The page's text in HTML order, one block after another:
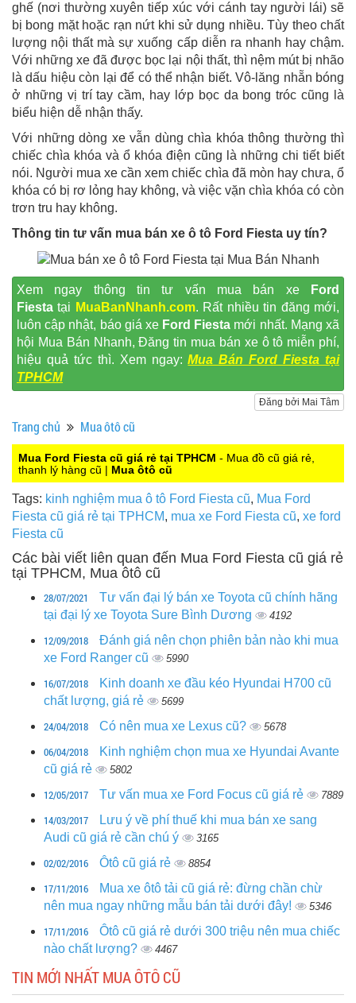
ghế (nơi thường xuyên tiếp xúc với cánh tay người lái) sẽ
bị bong mặt hoặc rạn nứt khi sử dụng nhiều. Tùy theo chất
lượng nội thất mà sự xuống cấp diễn ra nhanh hay chậm.
Với những xe đã được bọc lại nội thất, thì nệm mút bị nhão
là dấu hiệu còn lại để có thể nhận biết. Vô-lăng nhẵn bóng
ở những vị trí tay cầm, hay lớp bọc da bong tróc cũng là
biểu hiện dễ nhận thấy.
Với những dòng xe vẫn dùng chìa khóa thông thường thì
chiếc chìa khóa và ổ khóa điện cũng là những chi tiết biết
nói. Người mua xe cần xem chiếc chìa đã mòn hay chưa, ổ
khóa có bị rơ lỏng hay không, và việc vặn chìa khóa có còn
trơn tru hay không.
Thông tin tư vấn mua bán xe ô tô Ford Fiesta uy tín?
Xem ngay thông tin tư vấn mua bán xe
Ford
Fiesta tại MuaBanNhanh.com. Rất nhiều tin đăng mới,
luôn cập nhật, báo giá xe Ford Fiesta mới nhất. Mạng xã
hội Mua Bán Nhanh, Đăng tin mua bán xe ô tô miễn phí,
hiệu quả tức thì. Xem ngay:Mua Bán Ford Fiesta tại
TPHCM
Đăng bởi Mai Tâm
Trang chủ Mua ôtô cũ
Mua Ford Fiesta cũ giá rẻ tại TPHCM - Mua đồ cũ giá rẻ,
thanh lý hàng cũ | Mua ôtô cũ
Tags: kinh nghiệm mua ô tô Ford Fiesta cũ, Mua Ford
Fiesta cũ giá rẻ tại TPHCM, mua xe Ford Fiesta cũ, xe ford
Fiesta cũ
Các bài viết liên quan đến Mua Ford Fiesta cũ giá rẻ
tại TPHCM, Mua ôtô cũ
28/07/2021
Tư vấn đại lý bán xe Toyota cũ chính hãng
tại đại lý xe Toyota Sure Bình Dương
4192
12/09/2018
Đánh giá nên chọn phiên bản nào khi mua
xe Ford Ranger cũ
5990
16/07/2018
Kinh doanh xe đầu kéo Hyundai H700 cũ
chất lượng, giá rẻ
5699
24/04/2018 Có nên mua xe Lexus cũ? 5678
06/04/2018
Kinh nghiệm chọn mua xe Hyundai Avante
cũ giá rẻ
5802
12/05/2017 Tư vấn mua xe Ford Focus cũ giá rẻ 7889
14/03/2017
Lưu ý về phí thuế khi mua bán xe sang
Audi cũ giá rẻ cần chú ý
3165
02/02/2016 Ôtô cũ giá rẻ 8854
17/11/2016
Mua xe ôtô tải cũ giá rẻ: đừng chần chừ
nên mua ngay những mẫu bán tải dưới đây!
5346
17/11/2016
Ôtô cũ giá rẻ dưới 300 triệu nên mua chiếc
nào chất lượng?
4467
TIN MỚI NHẤT MUA ÔTÔ CŨ